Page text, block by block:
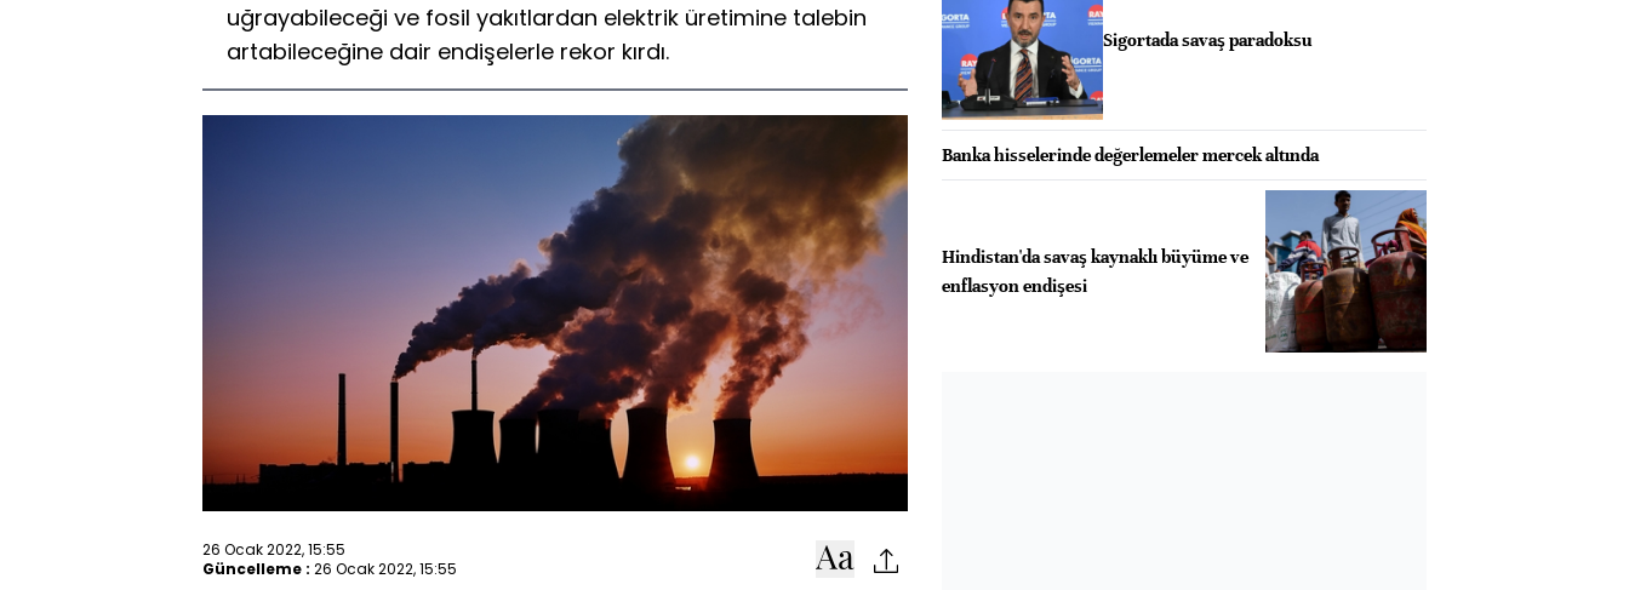
uğrayabileceği ve fosil yakıtlardan elektrik üretimine talebin
artabileceğine dair endişelerle rekor kırdı.
26 Ocak 2022, 15:55
Güncelleme : 26 Ocak 2022, 15:55
Sigortada savaş paradoksu
Banka hisselerinde değerlemeler mercek altında
Hindistan'da savaş kaynaklı büyüme ve
enflasyon endişesi